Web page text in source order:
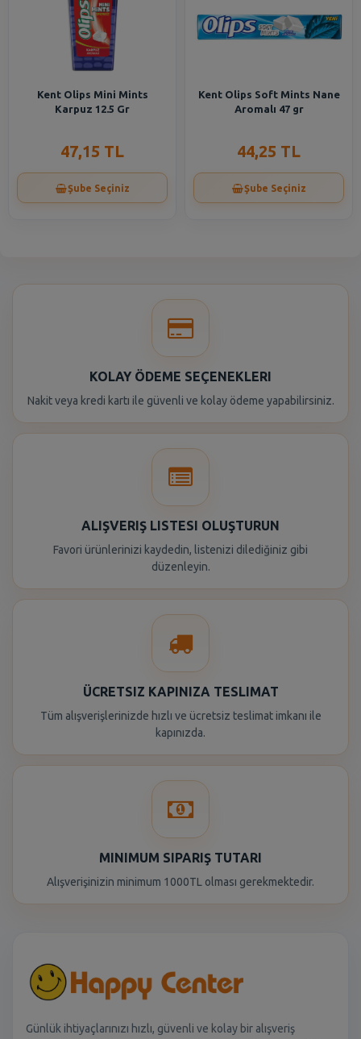
Kent Olips Mini Mints
Karpuz 12.5 Gr
47,15 TL
Şube Seçiniz
Kent Olips Soft Mints Nane
Aromalı 47 gr
44,25 TL
Şube Seçiniz
KOLAY ÖDEME SEÇENEKLERI
Nakit veya kredi kartı ile güvenli ve kolay ödeme yapabilirsiniz.
ALIŞVERIŞ LISTESI OLUŞTURUN
Favori ürünlerinizi kaydedin, listenizi dilediğiniz gibi
düzenleyin.
ÜCRETSIZ KAPINIZA TESLIMAT
Tüm alışverişlerinizde hızlı ve ücretsiz teslimat imkanı ile
kapınızda.
MINIMUM SIPARIŞ TUTARI
Alışverişinizin minimum 1000TL olması gerekmektedir.
Günlük ihtiyaçlarınızı hızlı, güvenli ve kolay bir alışveriş